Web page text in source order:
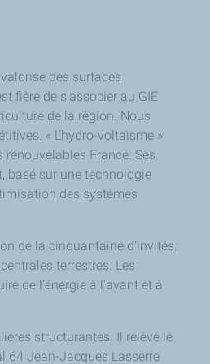
des surfaces
fière de s’associer au GIE
de la région. Nous
« L’hydro-voltaïsme »
France. Ses
basé sur une technologie
des systèmes
de la cinquantaine d’invités.
terrestres. Les
de l'énergie à l'avant et à
structurantes. Il relève le
64 Jean-Jacques Lasserre